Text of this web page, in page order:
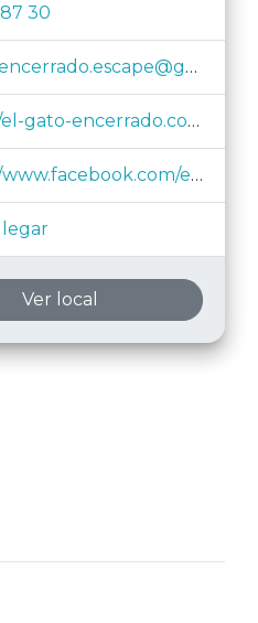
30
gato-encerrado.com/
elgatoencerrado.escaperoom.sevilla/
Ver local